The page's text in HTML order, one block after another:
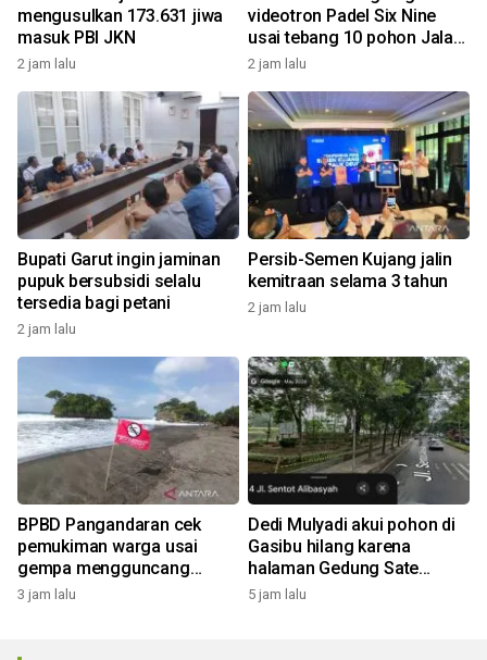
mengusulkan 173.631 jiwa
masuk PBI JKN
2 jam lalu
videotron Padel Six Nine
usai tebang 10 pohon Jalan
Riau
2 jam lalu
Bupati Garut ingin jaminan
pupuk bersubsidi selalu
tersedia bagi petani
2 jam lalu
Persib-Semen Kujang jalin
kemitraan selama 3 tahun
2 jam lalu
BPBD Pangandaran cek
pemukiman warga usai
gempa mengguncang
dengan magnitudo 5,3
3 jam lalu
Dedi Mulyadi akui pohon di
Gasibu hilang karena
halaman Gedung Sate
ditata: Pohonnya kecil
5 jam lalu